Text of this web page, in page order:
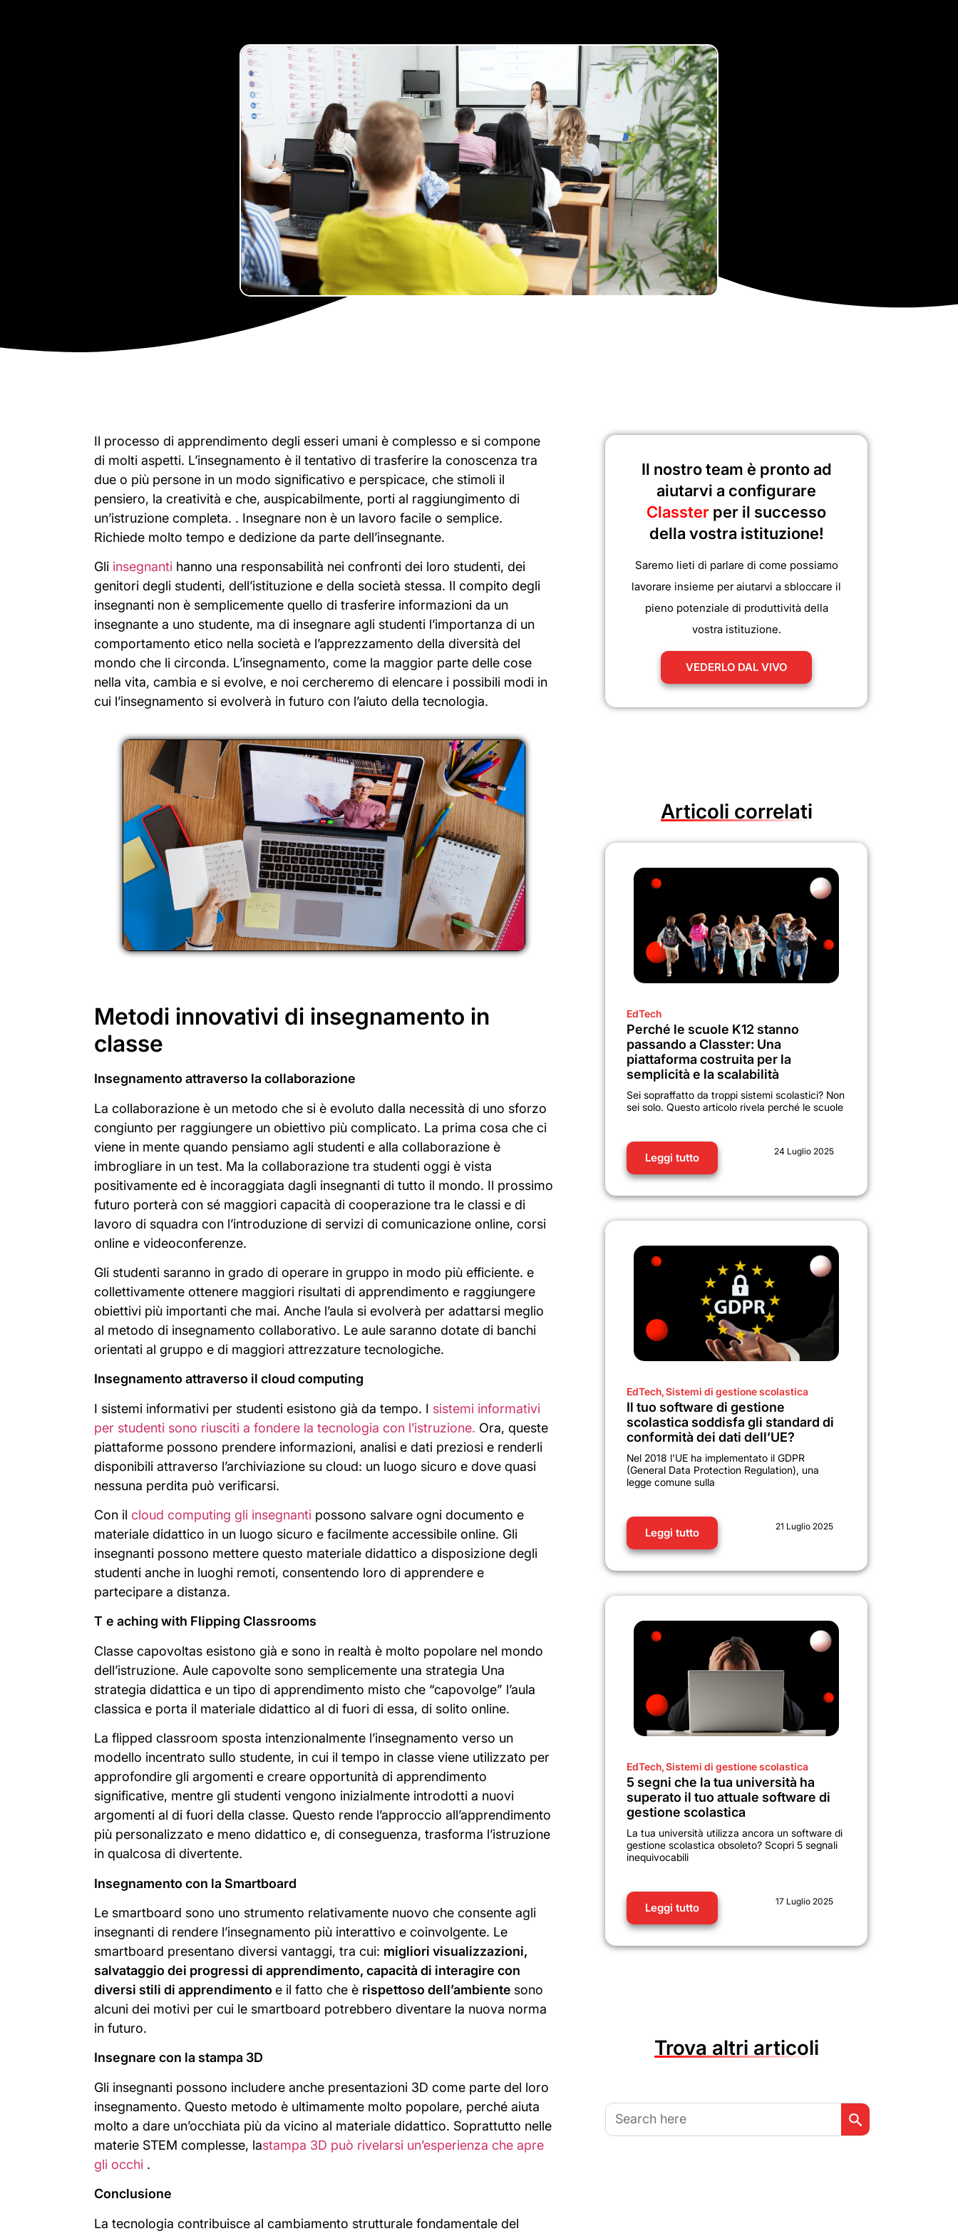
Il processo di apprendimento degli esseri umani è complesso e si compone
di molti aspetti. L’insegnamento è il tentativo di trasferire la conoscenza tra
due o più persone in un modo significativo e perspicace, che stimoli il
pensiero, la creatività e che, auspicabilmente, porti al raggiungimento di
un’istruzione completa. . Insegnare non è un lavoro facile o semplice.
Richiede molto tempo e dedizione da parte dell’insegnante.
Gli insegnanti hanno una responsabilità nei confronti dei loro studenti, dei
genitori degli studenti, dell’istituzione e della società stessa. Il compito degli
insegnanti non è semplicemente quello di trasferire informazioni da un
insegnante a uno studente, ma di insegnare agli studenti l’importanza di un
comportamento etico nella società e l’apprezzamento della diversità del
mondo che li circonda. L’insegnamento, come la maggior parte delle cose
nella vita, cambia e si evolve, e noi cercheremo di elencare i possibili modi in
cui l’insegnamento si evolverà in futuro con l’aiuto della tecnologia.
Metodi innovativi di insegnamento in
classe
Insegnamento attraverso la collaborazione
La collaborazione è un metodo che si è evoluto dalla necessità di uno sforzo
congiunto per raggiungere un obiettivo più complicato. La prima cosa che ci
viene in mente quando pensiamo agli studenti e alla collaborazione è
imbrogliare in un test. Ma la collaborazione tra studenti oggi è vista
positivamente ed è incoraggiata dagli insegnanti di tutto il mondo. Il prossimo
futuro porterà con sé maggiori capacità di cooperazione tra le classi e di
lavoro di squadra con l’introduzione di servizi di comunicazione online, corsi
online e videoconferenze.
Gli studenti saranno in grado di operare in gruppo in modo più efficiente. e
collettivamente ottenere maggiori risultati di apprendimento e raggiungere
obiettivi più importanti che mai. Anche l’aula si evolverà per adattarsi meglio
al metodo di insegnamento collaborativo. Le aule saranno dotate di banchi
orientati al gruppo e di maggiori attrezzature tecnologiche.
Insegnamento attraverso il cloud computing
I sistemi informativi per studenti esistono già da tempo. I sistemi informativi
per studenti sono riusciti a fondere la tecnologia con l’istruzione. Ora, queste
piattaforme possono prendere informazioni, analisi e dati preziosi e renderli
disponibili attraverso l’archiviazione su cloud: un luogo sicuro e dove quasi
nessuna perdita può verificarsi.
Con il cloud computing gli insegnanti possono salvare ogni documento e
materiale didattico in un luogo sicuro e facilmente accessibile online. Gli
insegnanti possono mettere questo materiale didattico a disposizione degli
studenti anche in luoghi remoti, consentendo loro di apprendere e
partecipare a distanza.
T e aching with Flipping Classrooms
Classe capovoltas esistono già e sono in realtà è molto popolare nel mondo
dell’istruzione. Aule capovolte sono semplicemente una strategia Una
strategia didattica e un tipo di apprendimento misto che “capovolge” l’aula
classica e porta il materiale didattico al di fuori di essa, di solito online.
La flipped classroom sposta intenzionalmente l’insegnamento verso un
modello incentrato sullo studente, in cui il tempo in classe viene utilizzato per
approfondire gli argomenti e creare opportunità di apprendimento
significative, mentre gli studenti vengono inizialmente introdotti a nuovi
argomenti al di fuori della classe. Questo rende l’approccio all’apprendimento
più personalizzato e meno didattico e, di conseguenza, trasforma l’istruzione
in qualcosa di divertente.
Insegnamento con la Smartboard
Le smartboard sono uno strumento relativamente nuovo che consente agli
insegnanti di rendere l’insegnamento più interattivo e coinvolgente. Le
smartboard presentano diversi vantaggi, tra cui: migliori visualizzazioni,
salvataggio dei progressi di apprendimento, capacità di interagire con
diversi stili di apprendimento e il fatto che è rispettoso dell’ambiente sono
alcuni dei motivi per cui le smartboard potrebbero diventare la nuova norma
in futuro.
Insegnare con la stampa 3D
Gli insegnanti possono includere anche presentazioni 3D come parte del loro
insegnamento. Questo metodo è ultimamente molto popolare, perché aiuta
molto a dare un’occhiata più da vicino al materiale didattico. Soprattutto nelle
materie STEM complesse, lastampa 3D può rivelarsi un’esperienza che apre
gli occhi .
Conclusione
La tecnologia contribuisce al cambiamento strutturale fondamentale del
Il nostro team è pronto ad
aiutarvi a configurare
Classter per il successo
della vostra istituzione!
Saremo lieti di parlare di come possiamo
lavorare insieme per aiutarvi a sbloccare il
pieno potenziale di produttività della
vostra istituzione.
VEDERLO DAL VIVO
Articoli correlati
EdTech
Perché le scuole K12 stanno
passando a Classter: Una
piattaforma costruita per la
semplicità e la scalabilità
Sei sopraffatto da troppi sistemi scolastici? Non
sei solo. Questo articolo rivela perché le scuole
Leggi tutto 24 Luglio 2025
EdTech,Sistemi di gestione scolastica
Il tuo software di gestione
scolastica soddisfa gli standard di
conformità dei dati dell’UE?
Nel 2018 l'UE ha implementato il GDPR
(General Data Protection Regulation), una
legge comune sulla
Leggi tutto 21 Luglio 2025
EdTech,Sistemi di gestione scolastica
5 segni che la tua università ha
superato il tuo attuale software di
gestione scolastica
La tua università utilizza ancora un software di
gestione scolastica obsoleto? Scopri 5 segnali
inequivocabili
Leggi tutto 17 Luglio 2025
Trova altri articoli
Search
for:
Search Button